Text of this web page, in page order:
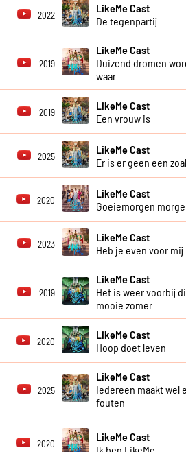
2022
LikeMe Cast
De tegenpartij
2019
LikeMe Cast
Duizend dromen
waar
2019
LikeMe Cast
Een vrouw is
2025
LikeMe Cast
Er is er geen een
2020
LikeMe Cast
Goeiemorgen
2023
LikeMe Cast
Heb je even voor mij
2019
LikeMe Cast
Het is weer voorbij
mooie zomer
2020
LikeMe Cast
Hoop doet leven
2025
LikeMe Cast
Iedereen maakt wel
fouten
2020
LikeMe Cast